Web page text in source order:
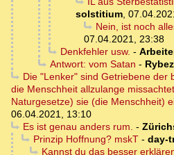
solstitium,
Nein, ist noch
07.04.2021, 23:38
Denkfehler usw. -
Antwort: vom Satan -
Die "Lenker" sind Getriebene der
die Menschheit allzulange
Naturgesetze) sie (die Menschheit)
06.04.2021, 13:10
Es ist genau anders rum. -
Prinzip Hoffnung? mskT- day-
Kannst du das besser